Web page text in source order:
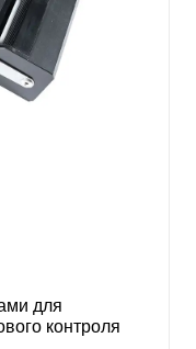
для
контроля